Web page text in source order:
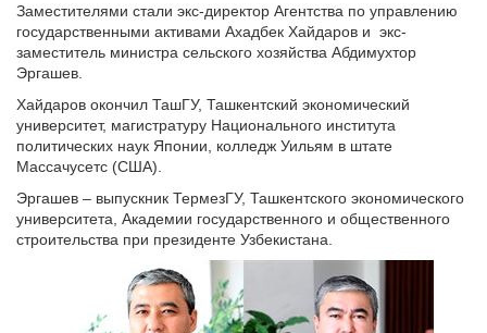
Заместителями стали экс-директор Агентства по управлению
государственными активами Ахадбек Хайдаров и экс-
заместитель министра сельского хозяйства Абдимухтор
Эргашев.
Хайдаров окончил ТашГУ, Ташкентский экономический
университет, магистратуру Национального института
политических наук Японии, колледж Уильям в штате
Массачусетс (США).
Эргашев – выпускник ТермезГУ, Ташкентского экономического
университета, Академии государственного и общественного
строительства при президенте Узбекистана.